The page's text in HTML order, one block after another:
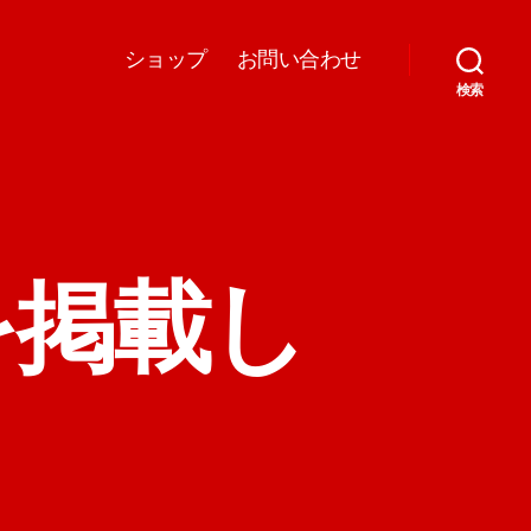
ショップ お問い合わせ
検索
載し